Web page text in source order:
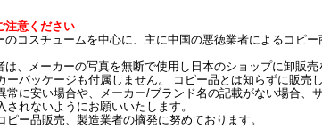
注意ください
のコスチュームを中心に、主に中国の悪徳業者によるコピ
は、メーカーの写真を無断で使用し日本のショップに卸販
パッケージも付属しません。 コピー品とは知らずに販売
常に安い場合や、メーカー/ブランド名の記載がない場合、
れないようにお願いいたします。
ー品販売、製造業者の摘発に努めております。